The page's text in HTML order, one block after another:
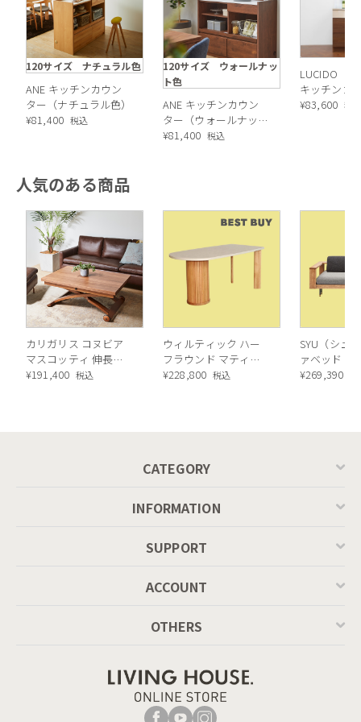
120サイズ ナチュラル色
ANE キッチンカウン
ター（ナチュラル色）
¥81,400 税込
120サイズ ウォールナッ
ト色
ANE キッチンカウン
ター（ウォールナット
色）
¥81,400 税込
LUCIDO（
キッチンカ
¥83,600 税
人気のある商品
カリガリス コヌビア
マスコッティ 伸長・
昇降式テーブル ／
¥191,400 税込
ウィルティック ハー
フラウンド マティエ
ラ塗装 ダイニングテ
¥228,800 税込
SYU（シュ
ァベッド（
ル）190cm
¥269,390
CATEGORY
INFORMATION
SUPPORT
ACCOUNT
OTHERS